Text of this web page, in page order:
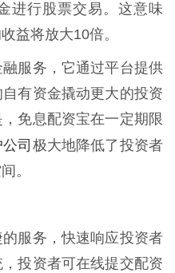
进行股票交易。这意味
益将放大10倍。
服务，它通过平台提供
有资金撬动更大的投资
免息配资宝在一定期限
司 极大地降低了投资者
。
服务，快速响应投资者
投资者可在线提交配资